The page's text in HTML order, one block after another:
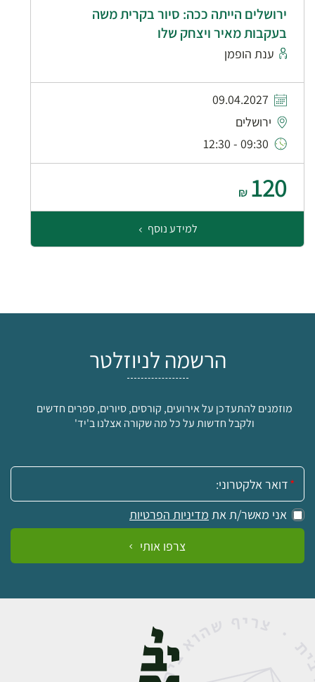
ירושלים הייתה ככה: סיור בקרית משה
בעקבות מאיר ויצחק שלו
ענת הופמן
09.04.2027
ירושלים
09:30 - 12:30
120
₪
למידע נוסף
הרשמה לניוזלטר
מוזמנים להתעדכן על אירועים, קורסים, סיורים, ספרים חדשים
ולקבל חדשות על כל מה שקורה אצלנו ב'יד'
אימייל:
אני מאשר/ת את מדיניות הפרטיות
צרפו אותי